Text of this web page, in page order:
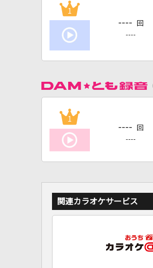
1
---- 回
----
1
---- 回
----
関連カラオケサービス